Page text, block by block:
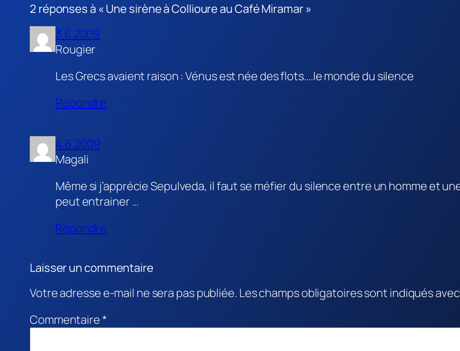
2 réponses à « Une sirène à Collioure au Café Miramar »
3.6.2009
Rougier
Les Grecs avaient raison : Vénus est née des flots….le monde du silence
Répondre
4.6.2009
Magali
Même si j’apprécie Sepulveda, il faut se méfier du silence entre un homme et
peut entrainer …
Répondre
Laisser un commentaire
Votre adresse e-mail ne sera pas publiée. Les champs obligatoires sont indiqués
Commentaire*